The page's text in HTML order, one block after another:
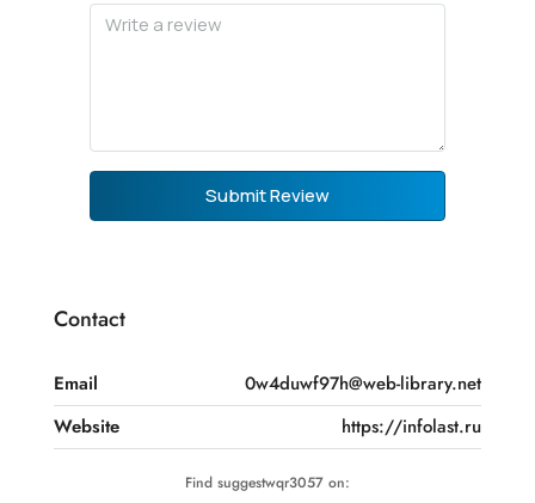
Submit Review
Contact
Email
0w4duwf97h@web-library.net
Website
https://infolast.ru
Find suggestwqr3057 on: